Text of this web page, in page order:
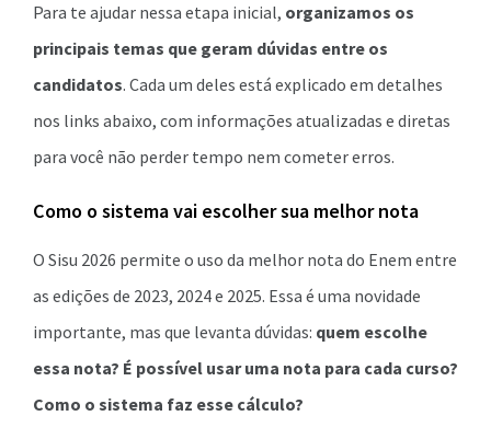
Para te ajudar nessa etapa inicial, organizamos os
principais temas que geram dúvidas entre os
candidatos. Cada um deles está explicado em detalhes
nos links abaixo, com informações atualizadas e diretas
para você não perder tempo nem cometer erros.
Como o sistema vai escolher sua melhor nota
O Sisu 2026 permite o uso da melhor nota do Enem entre
as edições de 2023, 2024 e 2025. Essa é uma novidade
importante, mas que levanta dúvidas: quem escolhe
essa nota? É possível usar uma nota para cada curso?
Como o sistema faz esse cálculo?